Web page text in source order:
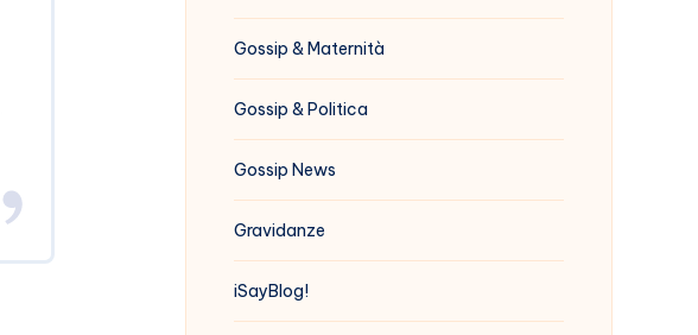
Gossip & Maternità
Gossip & Politica
Gossip News
Gravidanze
iSayBlog!